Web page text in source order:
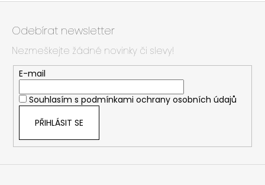
Z
Odebírat newsletter
Nezmeškejte žádné novinky či slevy!
E-mail
Souhlasím s podmínkami ochrany osobních údajů
PŘIHLÁSIT SE